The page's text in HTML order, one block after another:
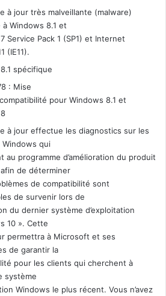
à jour très malveillante (malware)
à Windows 8.1 et
Service Pack 1 (SP1) et Internet
(IE11).
spécifique
: Mise
pour Windows 8.1 et
à jour effectue les diagnostics sur les
qui
au programme d’amélioration du produit
de déterminer
de compatibilité sont
de survenir lors de
du dernier système d’exploitation
10 ». Cette
permettra à Microsoft et ses
de garantir la
pour les clients qui cherchent à
système
Windows le plus récent. Vous n’avez